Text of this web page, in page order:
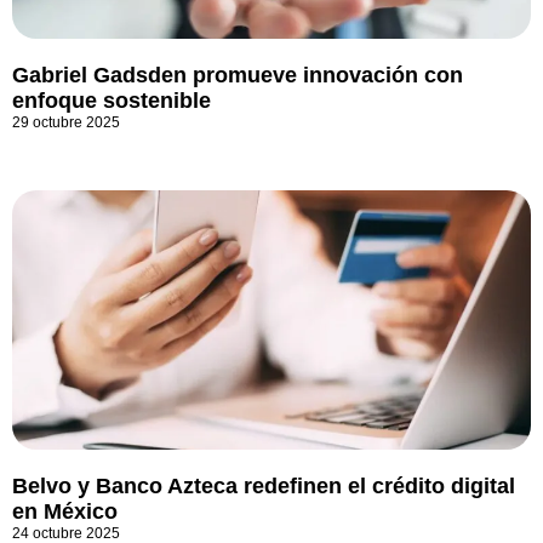
Gabriel Gadsden promueve innovación con
enfoque sostenible
29 octubre 2025
Belvo y Banco Azteca redefinen el crédito digital
en México
24 octubre 2025